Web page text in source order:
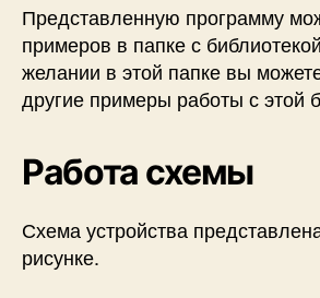
Представленную программу
примеров в папке с
желании в этой папке вы
другие примеры работы с этой
Работа схемы
Схема устройства
рисунке.